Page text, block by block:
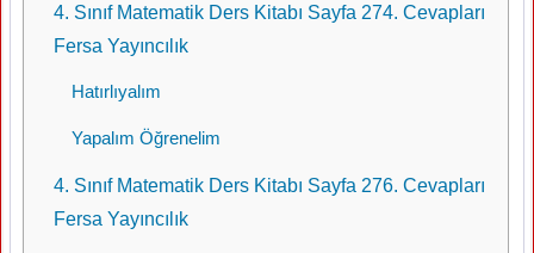
4. Sınıf Matematik Ders Kitabı Sayfa 274. Cevapları
Fersa Yayıncılık
Hatırlıyalım
Yapalım Öğrenelim
4. Sınıf Matematik Ders Kitabı Sayfa 276. Cevapları
Fersa Yayıncılık